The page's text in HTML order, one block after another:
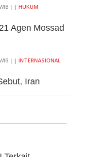
|| HUKUM
Agen Mossad
|| INTERNASIONAL
Iran
||